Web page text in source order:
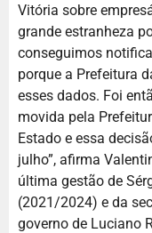
Vitória sobre
grande estranheza
conseguimos
porque a Prefeitura
esses dados. Foi
movida pela
Estado e essa
julho”, afirma
última gestão de
(2021/2024) e da
governo de Luciano